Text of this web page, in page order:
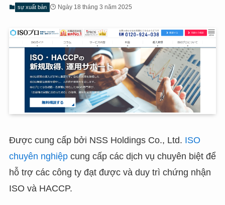
sự xuất bản Ngày 18 tháng 3 năm 2025
Được cung cấp bởi NSS Holdings Co., Ltd. ISO
chuyên nghiệpcung cấp các dịch vụ chuyên biệt để
hỗ trợ các công ty đạt được và duy trì chứng nhận
ISO và HACCP.